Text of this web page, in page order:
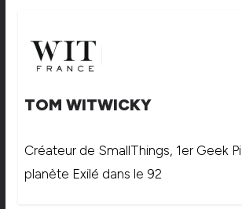
TOM WITWICKY
Créateur de SmallThings, 1er Geek
planète Exilé dans le 92